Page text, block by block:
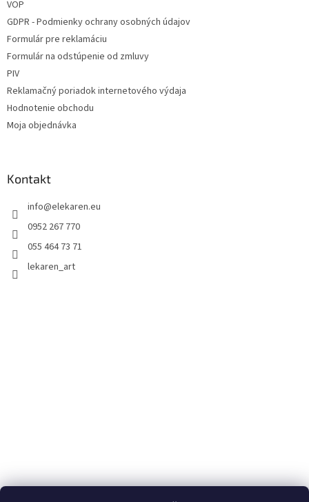
VOP
GDPR - Podmienky ochrany osobných údajov
Formulár pre reklamáciu
Formulár na odstúpenie od zmluvy
PIV
Reklamačný poriadok internetového výdaja
Hodnotenie obchodu
Moja objednávka
Kontakt
info@elekaren.eu
0952 267 770
055 464 73 71
lekaren_art